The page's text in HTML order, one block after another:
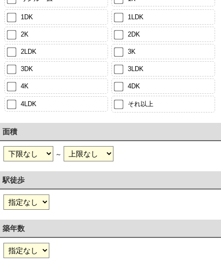
1DK 1LDK
2K 2DK
2LDK 3K
3DK 3LDK
4K 4DK
4LDK それ以上
面積
～
駅徒歩
築年数